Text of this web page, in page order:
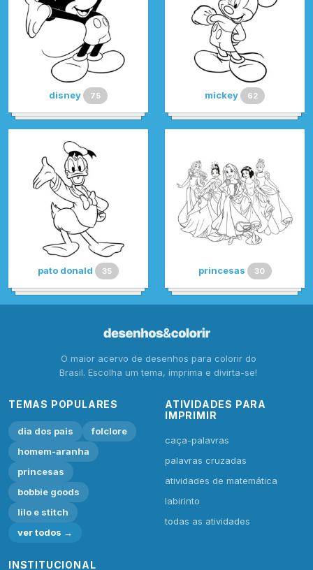
disney 75 mickey 62
pato donald 35 princesas 30
O maior acervo de desenhos para colorir do
Brasil. Escolha um tema, imprima e divirta-se!
TEMAS POPULARES
dia dos pais
folclore
homem-aranha
princesas
bobbie goods
lilo e stitch
ver todos →
ATIVIDADES PARA
IMPRIMIR
caça-palavras
palavras cruzadas
atividades de matemática
labirinto
todas as atividades
INSTITUCIONAL